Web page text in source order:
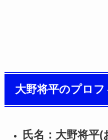
大野将平のプロ
氏名：大野将平